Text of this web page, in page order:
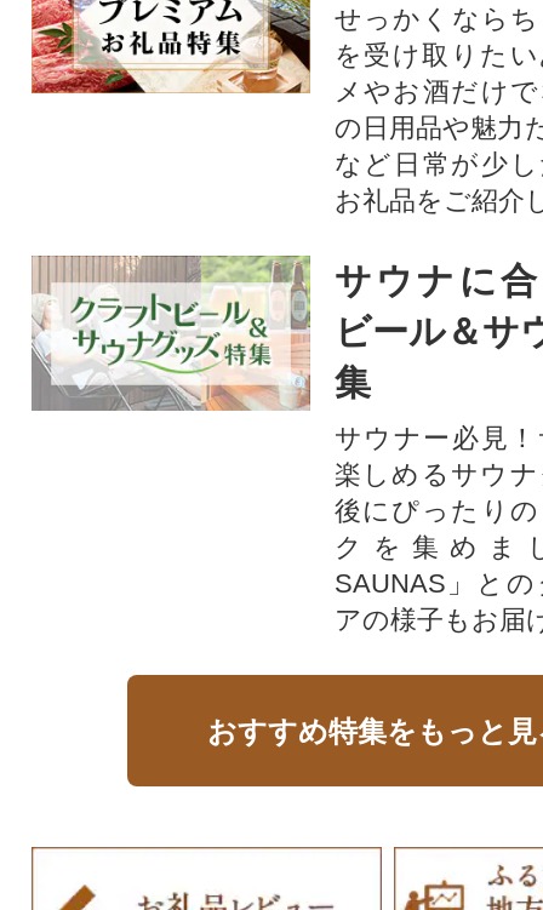
せっかくなら
を受け取りた
メやお酒だけ
の日用品や魅力
など日常が少
お礼品をご紹介
サウナに
ビール＆サ
集
サウナー必見
楽しめるサウ
後にぴったり
クを集めま
SAUNAS」と
アの様子もお届
おすすめ特集をもっと